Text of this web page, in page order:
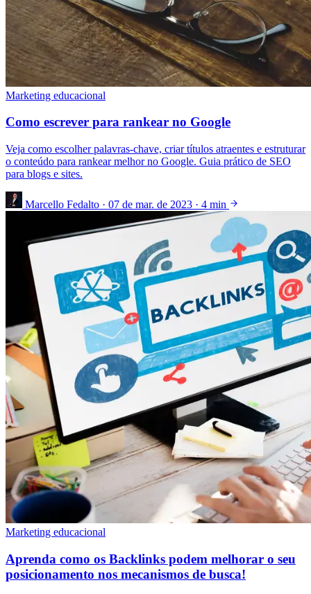
Marketing educacional
Como escrever para rankear no Google
Veja como escolher palavras-chave, criar títulos atraentes e estruturar
o conteúdo para rankear melhor no Google. Guia prático de SEO
para blogs e sites.
Marcello Fedalto · 07 de mar. de 2023 · 4 min
Marketing educacional
Aprenda como os Backlinks podem melhorar o seu
posicionamento nos mecanismos de busca!